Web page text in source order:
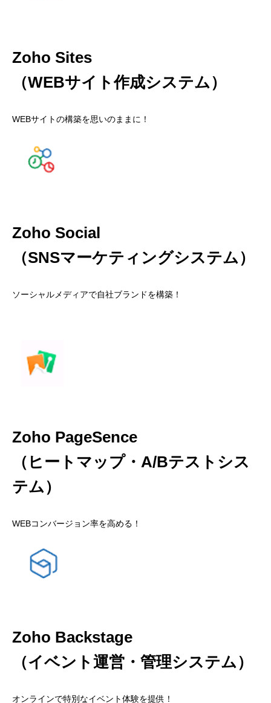
Zoho Sites
（WEBサイト作成システム）
WEBサイトの構築を思いのままに！
Zoho Social
（SNSマーケティングシステム）
ソーシャルメディアで自社ブランドを構築！
Zoho PageSence
（ヒートマップ・A/Bテストシス
テム）
WEBコンバージョン率を高める！
Zoho Backstage
（イベント運営・管理システム）
オンラインで特別なイベント体験を提供！